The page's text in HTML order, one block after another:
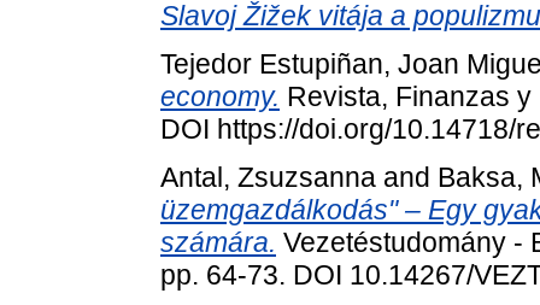
Slavoj Žižek vitája a
Tejedor Estupiñan, Joan
economy. Revista, Finanzas
DOI https://doi.org/10.14718/
Antal, Zsuzsanna and Baksa,
üzemgazdálkodás" – Egy
számára. Vezetéstudomány -
pp. 64-73. DOI 10.14267/